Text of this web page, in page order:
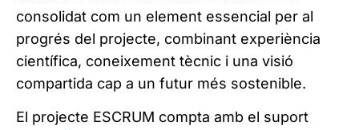
consolidat com un element essencial per al
progrés del projecte, combinant experiència
científica, coneixement tècnic i una visió
compartida cap a un futur més sostenible.
El projecte ESCRUM compta amb el suport